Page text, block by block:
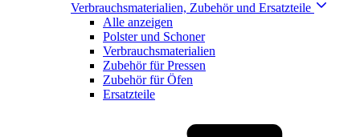
Verbrauchsmaterialien, Zubehör und Ersatzteile
Alle anzeigen
Polster und Schoner
Verbrauchsmaterialien
Zubehör für Pressen
Zubehör für Öfen
Ersatzteile